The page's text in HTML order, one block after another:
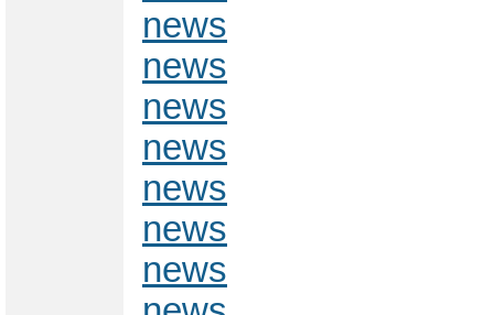
news
news
news
news
news
news
news